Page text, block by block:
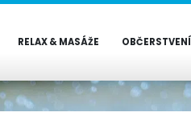
RELAX & MASÁŽE OBČERSTVENÍ